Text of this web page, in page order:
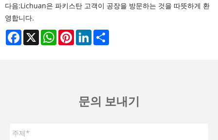
다음:Lichuan은 파키스탄 고객이 공장을 방문하는 것을 따뜻하게 환
영합니다.
Facebook
X WhatsAppPinterestLinkedIn
문의 보내기